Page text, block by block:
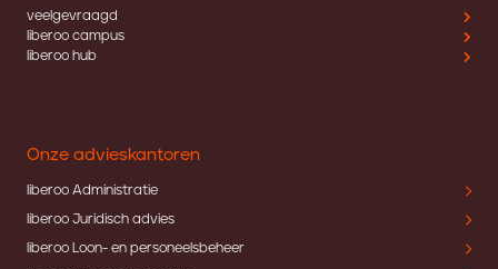
veelgevraagd
liberoo campus
liberoo hub
Onze advieskantoren
liberoo Administratie
liberoo Juridisch advies
liberoo Loon- en personeelsbeheer